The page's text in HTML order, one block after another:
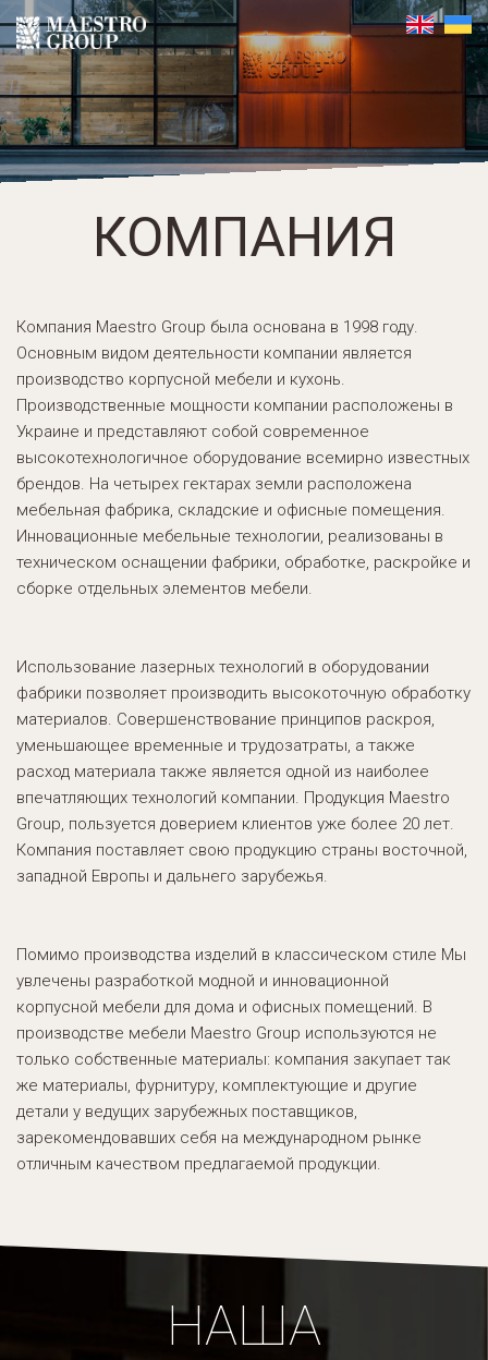
КОМПАНИЯ
Компания Maestro Group была основана в 1998 году.
Основным видом деятельности компании является
производство корпусной мебели и кухонь.
Производственные мощности компании расположены в
Украине и представляют собой современное
высокотехнологичное оборудование всемирно известных
брендов. На четырех гектарах земли расположена
мебельная фабрика, складские и офисные помещения.
Инновационные мебельные технологии, реализованы в
техническом оснащении фабрики, обработке, раскройке и
сборке отдельных элементов мебели.
Использование лазерных технологий в оборудовании
фабрики позволяет производить высокоточную обработку
материалов. Совершенствование принципов раскроя,
уменьшающее временные и трудозатраты, а также
расход материала также является одной из наиболее
впечатляющих технологий компании. Продукция Maestro
Group, пользуется доверием клиентов уже более 20 лет.
Компания поставляет свою продукцию страны восточной,
западной Европы и дальнего зарубежья.
Помимо производства изделий в классическом стиле Мы
увлечены разработкой модной и инновационной
корпусной мебели для дома и офисных помещений. В
производстве мебели Maestro Group используются не
только собственные материалы: компания закупает так
же материалы, фурнитуру, комплектующие и другие
детали у ведущих зарубежных поставщиков,
зарекомендовавших себя на международном рынке
отличным качеством предлагаемой продукции.
НАША